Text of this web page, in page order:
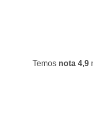
Temos nota 4,9